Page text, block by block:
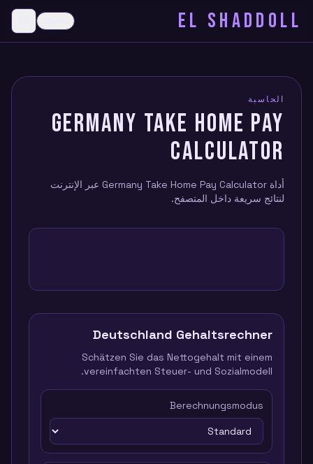
EL SHADDOLL
الحاسبة
GERMANY TAKE HOME PAY
CALCULATOR
أداة Germany Take Home Pay Calculator عبر الإنترنت
لنتائج سريعة داخل المتصفح.
Deutschland Gehaltsrechner
Schätzen Sie das Nettogehalt mit einem
vereinfachten Steuer- und Sozialmodell.
Berechnungsmodus